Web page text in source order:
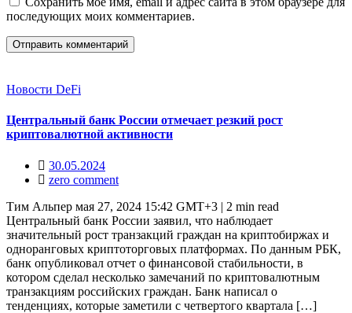
последующих моих комментариев.
Новости DeFi
Центральный банк России отмечает резкий рост
криптовалютной активности
30.05.2024
zero comment
Тим Альпер мая 27, 2024 15:42 GMT+3 | 2 min read
Центральный банк России заявил, что наблюдает
значительный рост транзакций граждан на криптобиржах и
одноранговых криптоторговых платформах. По данным РБК,
банк опубликовал отчет о финансовой стабильности, в
котором сделал несколько замечаний по криптовалютным
транзакциям российских граждан. Банк написал о
тенденциях, которые заметили с четвертого квартала […]